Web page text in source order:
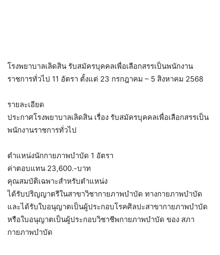
โรงพยาบาลเลิดสิน รับสมัครบุคคลเพื่อเลือกสรรเป็นพนักงาน
ราชการทั่วไป 11 อัตรา ตั้งแต่ 23 กรกฎาคม – 5 สิงหาคม 2568
รายละเอียด
ประกาศโรงพยาบาลเลิดสิน เรื่อง รับสมัครบุคคลเพื่อเลือกสรรเป็น
พนักงานราชการทั่วไป
ตำแหน่งนักกายภาพบำบัด 1 อัตรา
ค่าตอบแทน 23,600.-บาท
คุณสมบัติเฉพาะสำหรับตำแหน่ง
ได้รับปริญญาตรีในสาขาวิชากายภาพบำบัด ทางกายภาพบำบัด
และได้รับใบอนุญาตเป็นผู้ประกอบโรคศิลปะสาขากายภาพบำบัด
หรือใบอนุญาตเป็นผู้ประกอบวิชาชีพกายภาพบำบัด ของ สภา
กายภาพบำบัด